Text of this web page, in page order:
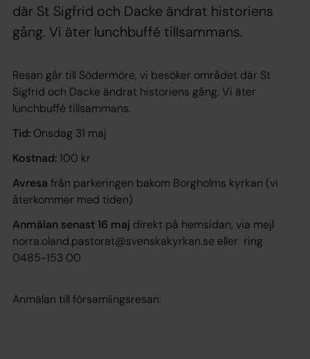
där St Sigfrid och Dacke ändrat historiens
gång. Vi äter lunchbuffé tillsammans.
Resan går till Södermöre, vi besöker området där St
Sigfrid och Dacke ändrat historiens gång. Vi äter
lunchbuffé tillsammans.
Tid: Onsdag 31 maj
Kostnad: 100 kr
Avresa från parkeringen bakom Borgholms kyrkan (vi
återkommer med tiden)
Anmälan senast 16 maj direkt på hemsidan, via mejl
norra.oland.pastorat@svenskakyrkan.se eller ring
0485-153 00
Anmälan till församlingsresan: